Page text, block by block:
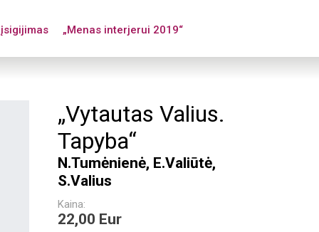
„Menas interjerui 2019“
„Vytautas Valius.
Tapyba“
N.Tumėnienė, E.Valiūtė,
S.Valius
Kaina:
22,00 Eur